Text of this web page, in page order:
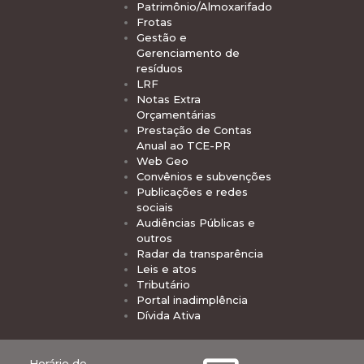
Patrimônio/Almoxarifado
Frotas
Gestão e
Gerenciamento de
resíduos
LRF
Notas Extra
Orçamentárias
Prestação de Contas
Anual ao TCE-PR
Web Geo
Convênios e subvenções
Publicações e redes
sociais
Audiências Públicas e
outros
Radar da transparência
Leis e atos
Tributário
Portal inadimplência
Dívida Ativa